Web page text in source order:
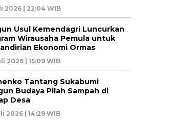
2026 | 22:04 WIB
Usul Kemendagri Luncurkan
Wirausaha Pemula untuk
Ekonomi Ormas
2026 | 15:09 WIB
Tantang Sukabumi
Budaya Pilah Sampah di
Desa
2026 | 14:29 WIB